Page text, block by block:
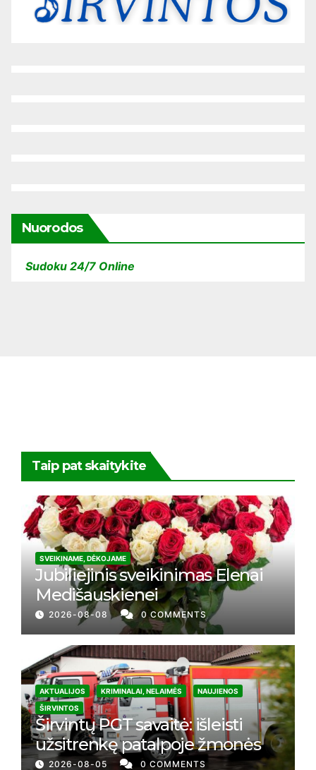
Nuorodos
Sudoku 24/7 Online
Taip pat skaitykite
SVEIKINAME, DĖKOJAME
Jubiliejinis sveikinimas Elenai
Medišauskienei
2026-08-08 0 COMMENTS
AKTUALIJOS KRIMINALAI, NELAIMĖS
NAUJIENOS
ŠIRVINTOS
Širvintų PGT savaitė: išleisti
užsitrenkę patalpoje žmonės
2026-08-05 0 COMMENTS